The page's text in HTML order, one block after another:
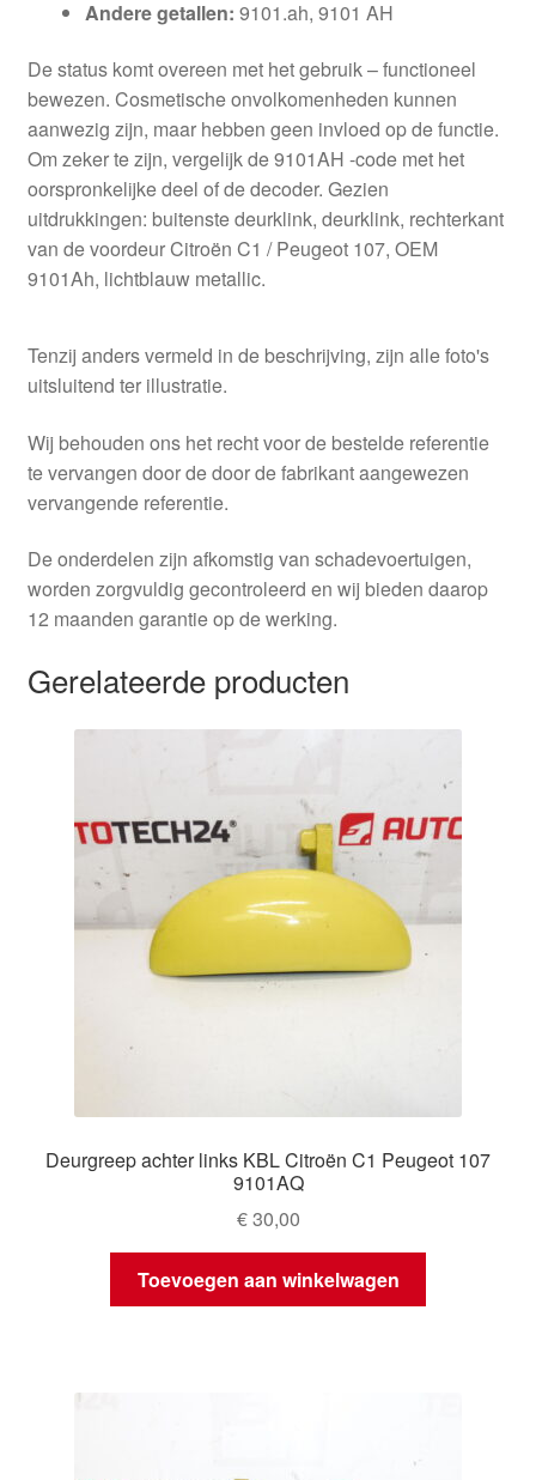
Andere getallen: 9101.ah, 9101 AH
De status komt overeen met het gebruik – functioneel
bewezen. Cosmetische onvolkomenheden kunnen
aanwezig zijn, maar hebben geen invloed op de functie.
Om zeker te zijn, vergelijk de 9101AH -code met het
oorspronkelijke deel of de decoder. Gezien
uitdrukkingen: buitenste deurklink, deurklink, rechterkant
van de voordeur Citroën C1 / Peugeot 107, OEM
9101Ah, lichtblauw metallic.
Tenzij anders vermeld in de beschrijving, zijn alle foto's
uitsluitend ter illustratie.
Wij behouden ons het recht voor de bestelde referentie
te vervangen door de door de fabrikant aangewezen
vervangende referentie.
De onderdelen zijn afkomstig van schadevoertuigen,
worden zorgvuldig gecontroleerd en wij bieden daarop
12 maanden garantie op de werking.
Gerelateerde producten
Deurgreep achter links KBL Citroën C1 Peugeot 107
9101AQ
€30,00
Toevoegen aan winkelwagen